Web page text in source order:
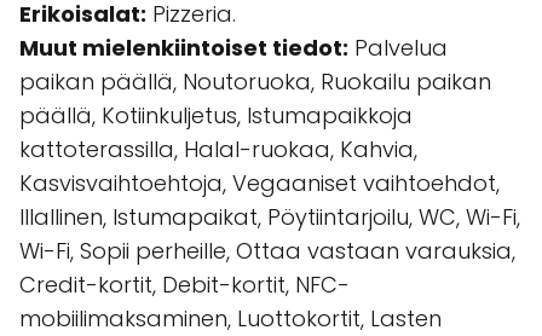
Erikoisalat: Pizzeria.
Muut mielenkiintoiset tiedot: Palvelua
paikan päällä, Noutoruoka, Ruokailu paikan
päällä, Kotiinkuljetus, Istumapaikkoja
kattoterassilla, Halal-ruokaa, Kahvia,
Kasvisvaihtoehtoja, Vegaaniset vaihtoehdot,
Illallinen, Istumapaikat, Pöytiintarjoilu, WC, Wi-Fi,
Wi-Fi, Sopii perheille, Ottaa vastaan varauksia,
Credit-kortit, Debit-kortit, NFC-
mobiilimaksaminen, Luottokortit, Lasten